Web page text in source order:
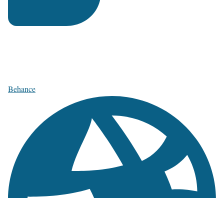
Behance